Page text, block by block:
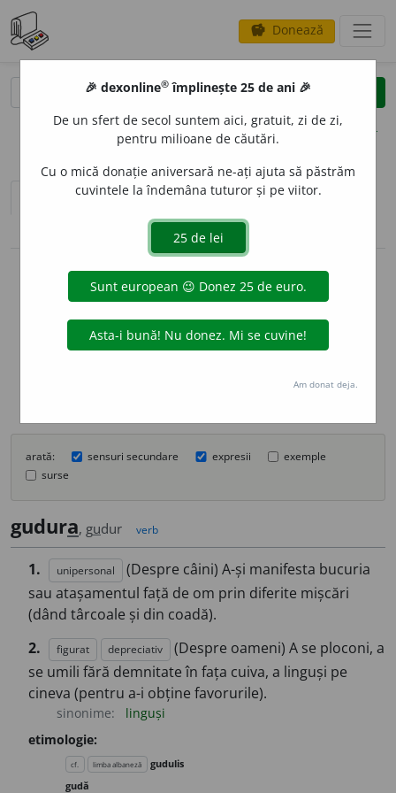
savings Donează
clear
opțiuni
sinteza definițiilor (1)
definiții (17)
pronunție volume_up
info
Aceste definiții sunt compilate de
echipa dexonline. Definițiile
originale se află pe filadefiniții.
Puteți reordona filele pe pagina de
arată: sensuri secundare expresii
exemple
surse
gudura, gudur verb
1. unipersonal
(Despre câini) A-și manifesta bucuria
sau atașamentul față de om prin diferite mișcări
(dând târcoale și din coadă).
2.
figurat depreciativ
(Despre oameni) A se ploconi, a
se umili fără demnitate în fața cuiva, a linguși pe
cineva (pentru a-i obține favorurile).
sinonime:
linguși
etimologie:
cf. limba albaneză
gudulis
gudă
🎉 dexonline® împlinește 25 de ani 🎉
De un sfert de secol suntem aici, gratuit, zi de zi,
pentru milioane de căutări.
Cu o mică donație aniversară ne-ați ajuta să păstrăm
cuvintele la îndemâna tuturor și pe viitor.
Am donat deja.